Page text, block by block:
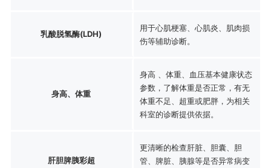
乳酸脱氢酶(LDH)
用于心肌梗塞、心肌炎、肌肉损
伤等辅助诊断。
身高、体重
身高 、体重、血压基本健康状态
参数，了解体重是否正常，有无
体重不足、超重或肥胖，为相关
科室的诊断提供依据。
肝胆脾胰彩超
更清晰的检查肝脏、胆囊、胆
管、脾脏、胰腺等是否异常病变